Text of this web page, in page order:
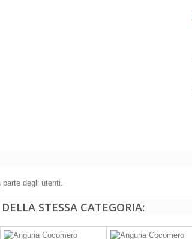
degli utenti.
STESSA CATEGORIA: